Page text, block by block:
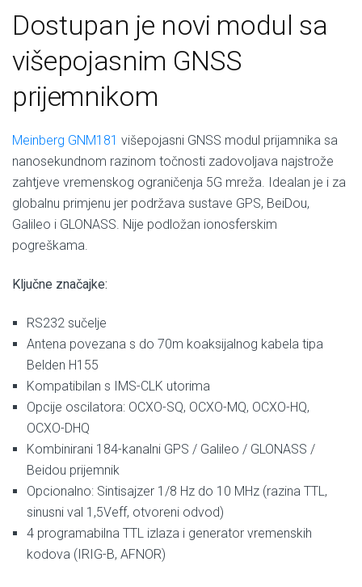
Dostupan je novi modul sa
višepojasnim GNSS
prijemnikom
Meinberg GNM181 višepojasni GNSS modul prijamnika sa
nanosekundnom razinom točnosti zadovoljava najstrože
zahtjeve vremenskog ograničenja 5G mreža. Idealan je i za
globalnu primjenu jer podržava sustave GPS, BeiDou,
Galileo i GLONASS. Nije podložan ionosferskim
pogreškama.
Ključne značajke:
RS232 sučelje
Antena povezana s do 70m koaksijalnog kabela tipa
Belden H155
Kompatibilan s IMS-CLK utorima
Opcije oscilatora: OCXO-SQ, OCXO-MQ, OCXO-HQ,
OCXO-DHQ
Kombinirani 184-kanalni GPS / Galileo / GLONASS /
Beidou prijemnik
Opcionalno: Sintisajzer 1/8 Hz do 10 MHz (razina TTL,
sinusni val 1,5Veff, otvoreni odvod)
4 programabilna TTL izlaza i generator vremenskih
kodova (IRIG-B, AFNOR)